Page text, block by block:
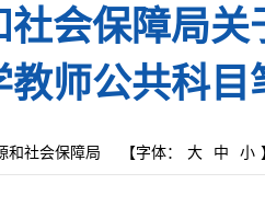
会保障局
教师公共科
和社会保障局 【字体： 大 中 小